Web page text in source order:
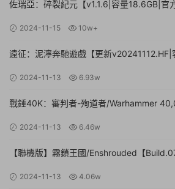
佐瑞亞：碎裂紀元【v1.1.6|容量18.6GB|官
2024-11-15 10w+
遠征：泥濘奔馳遊戲【更新
2024-11-13 6.93w
戰錘40K：審判者-殉道者/Warhammer
2024-11-13 6.46w
【聯機版】霧鎖王國/Enshrouded【
2024-11-13 4.06w